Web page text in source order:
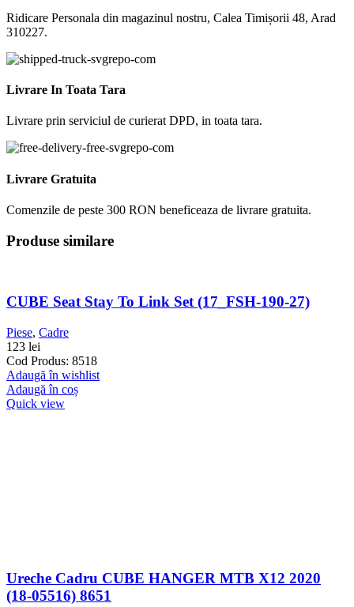
Ridicare Personala din magazinul nostru, Calea Timișorii 48, Arad
310227.
Livrare In Toata Tara
Livrare prin serviciul de curierat DPD, in toata tara.
Livrare Gratuita
Comenzile de peste 300 RON beneficeaza de livrare gratuita.
Produse similare
CUBE Seat Stay To Link Set (17_FSH-190-27)
Piese, Cadre
123 lei
Cod Produs: 8518
Adaugă în wishlist
Adaugă în coș
Quick view
Ureche Cadru CUBE HANGER MTB X12 2020
(18-05516) 8651